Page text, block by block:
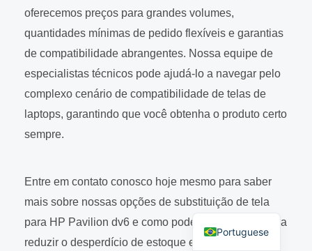
oferecemos preços para grandes volumes,
quantidades mínimas de pedido flexíveis e garantias
de compatibilidade abrangentes. Nossa equipe de
especialistas técnicos pode ajudá-lo a navegar pelo
complexo cenário de compatibilidade de telas de
laptops, garantindo que você obtenha o produto certo
sempre.
Entre em contato conosco hoje mesmo para saber
mais sobre nossas opções de substituição de tela
para HP Pavilion dv6 e como podemos ajudar você a
reduzir o desperdício de estoque e aumentar a
Portuguese
English
Spanish